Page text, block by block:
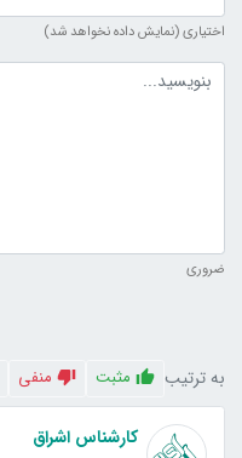
اختیاری (نمایش داده نخواهد شد)
متن دیدگاه
ضروری
به ترتیب مثبت منفی
کارشناس اشراق